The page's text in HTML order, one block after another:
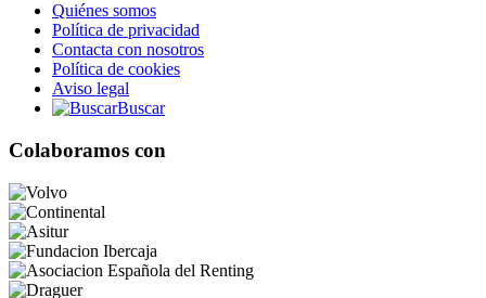
Quiénes somos
Política de privacidad
Contacta con nosotros
Política de cookies
Aviso legal
Buscar
Colaboramos con